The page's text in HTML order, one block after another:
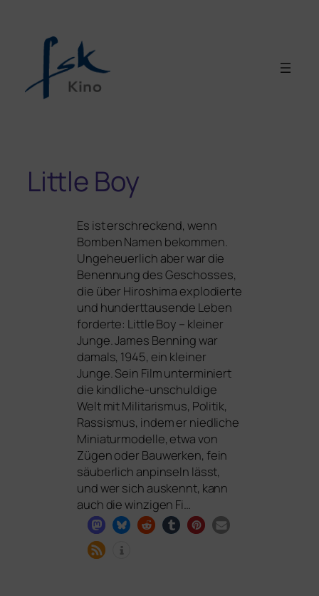
Little Boy
Es ist erschre­ckend, wenn
Bomben Namen bekom­men.
Ungeheuerlich aber war die
Benennung des Geschosses,
die über Hiroshima explo­dier­te
und hun­dert­tau­sen­de Leben
for­der­te: Little Boy – klei­ner
Junge. James Benning war
damals, 1945, ein klei­ner
Junge. Sein Film unter­mi­niert
die kind­li­che-unschul­di­ge
Welt mit Militarismus, Politik,
Rassismus, indem er nied­li­che
Miniaturmodelle, etwa von
Zügen oder Bauwerken, fein
säu­ber­lich anpin­seln lässt,
und wer sich aus­kennt, kann
auch die win­zi­gen Fi…